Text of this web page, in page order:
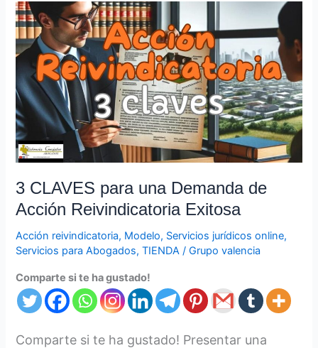
3 CLAVES para una Demanda de
Acción Reivindicatoria Exitosa
Acción reivindicatoria, Modelo, Servicios jurídicos online,
Servicios para Abogados,TIENDA /Grupo valencia
Comparte si te ha gustado!
Comparte si te ha gustado! Presentar una
3
CLAVES
para
una
Demanda
de
Acción
Reivindicatoria
Exitosa